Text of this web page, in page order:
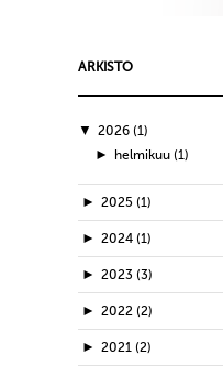
ARKISTO
▼ 2026 (1)
► helmikuu (1)
► 2025 (1)
► 2024 (1)
► 2023 (3)
► 2022 (2)
► 2021 (2)